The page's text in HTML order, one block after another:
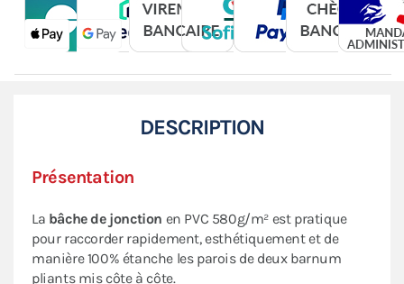
DESCRIPTION
Présentation
La bâche de jonction en PVC 580g/m² est pratique
pour raccorder rapidement, esthétiquement et de
manière 100% étanche les parois de deux barnum
pliants mis côte à côte.